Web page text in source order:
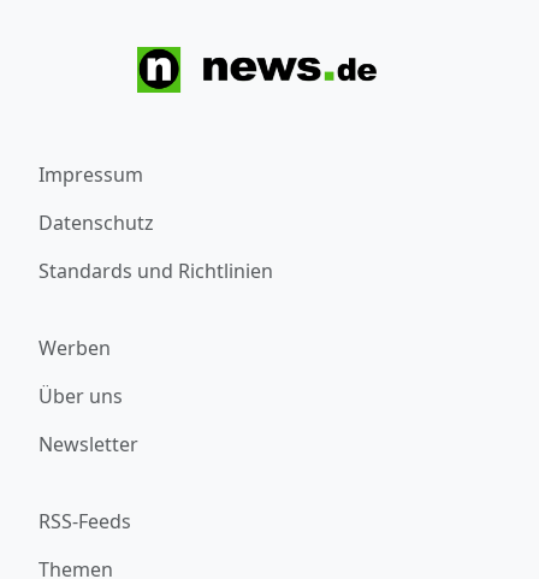
Impressum
Datenschutz
Standards und Richtlinien
Werben
Über uns
Newsletter
RSS-Feeds
Themen